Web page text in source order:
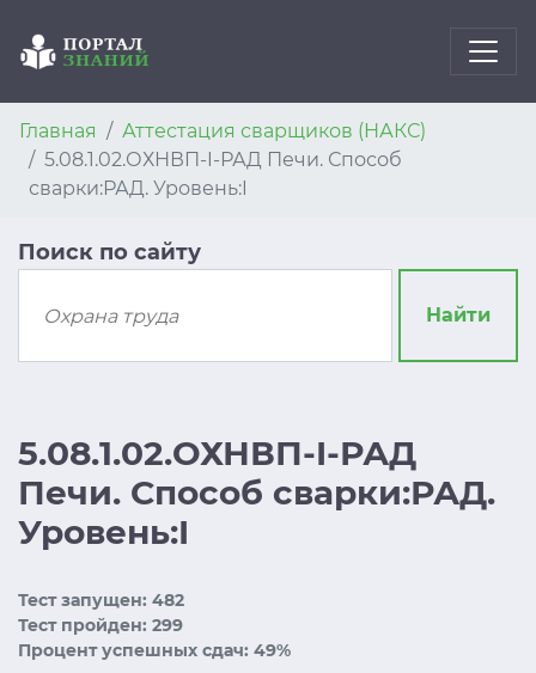
Главная
Аттестация сварщиков (НАКС)
5.08.1.02.ОХНВП-I-РАД Печи. Способ
сварки:РАД. Уровень:I
Поиск по сайту
Найти
5.08.1.02.ОХНВП-I-РАД
Печи. Способ сварки:РАД.
Уровень:I
Тест запущен: 482
Тест пройден: 299
Процент успешных сдач: 49%